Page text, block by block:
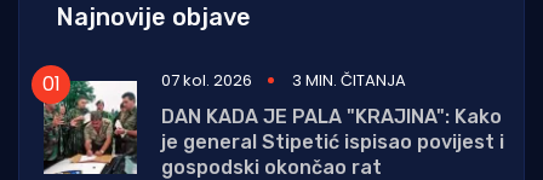
Najnovije objave
07 kol. 2026
3 MIN. ČITANJA
DAN KADA JE PALA "KRAJINA": Kako
je general Stipetić ispisao povijest i
gospodski okončao rat